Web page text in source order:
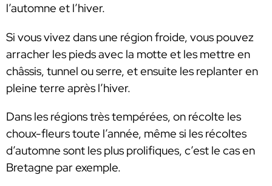
l’automne et l’hiver.
Si vous vivez dans une région froide, vous pouvez
arracher les pieds avec la motte et les mettre en
châssis, tunnel ou serre, et ensuite les replanter en
pleine terre après l’hiver.
Dans les régions très tempérées, on récolte les
choux-fleurs toute l’année, même si les récoltes
d’automne sont les plus prolifiques, c’est le cas en
Bretagne par exemple.